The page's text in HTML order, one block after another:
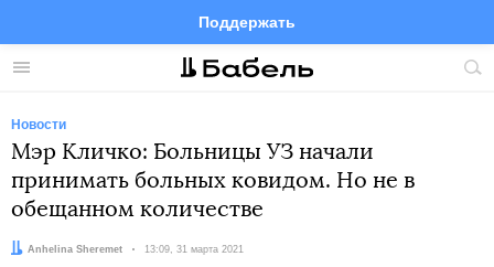
Меню
Поддержать
FacebookTelegramTwitter
Новости
Мэр Кличко: Больницы УЗ начали
принимать больных ковидом. Но не в
обещанном количестве
Автор:
Anhelina Sheremet Дата:
13:09, 31 марта 2021